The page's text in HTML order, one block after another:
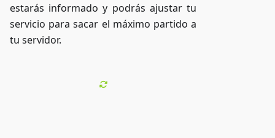
estarás informado y podrás ajustar tu
servicio para sacar el máximo partido a
tu servidor.